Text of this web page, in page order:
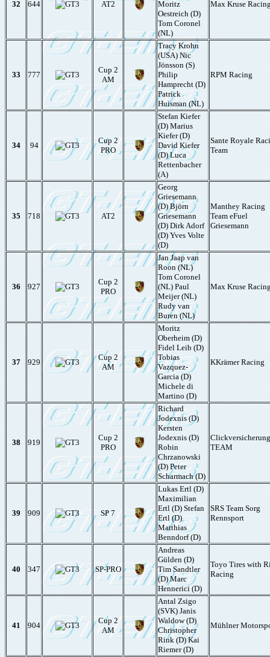
32 644 AT2
Moritz
Oestreich (D)
Tom Coronel
(NL)
Max Kruse
33 777
Cup 2
AM
Tracy Krohn
(USA) Nic
Jönsson (S)
Philip
Hamprecht (D)
Patrick
Huisman (NL)
RPM Racing
34 94
Cup 2
PRO
Stefan Kiefer
(D) Marius
Kiefer (D)
David Kiefer
(D) Luca
Rettenbacher
(A)
Sante Royale
Team
35 718 AT2
Georg
Griesemann
(D) Björn
Griesemann
(D) Dirk Adorf
(D) Yves Volte
(D)
Manthey Racing
Team eFuel
Griesemann
36 927
Cup 2
PRO
Jan Jaap van
Roon (NL)
Tom Coronel
(NL) Paul
Meijer (NL)
Rudy van
Buren (NL)
Max Kruse
37 929
Cup 2
AM
Moritz
Oberheim (D)
Fidel Leib (D)
Tobias
Vazquez-
Garcia (D)
Michele di
Martino (D)
KKrämer Racing
38 919
Cup 2
PRO
Richard
Jodexnis (D)
Kersten
Jodexnis (D)
Robin
Chrzanowski
(D) Peter
Scharmach (D)
TEAM
39 909 SP 7
Lukas Ertl (D)
Maximilian
Ertl (D) Stefan
Ertl (D)
Matthias
Benndorf (D)
SRS Team Sorg
Rennsport
40 347 SP-PRO
Andreas
Gülden (D)
Tim Sandtler
(D) Marc
Hennerici (D)
Toyo Tires with
Racing
41 904
Cup 2
AM
Antal Zsigo
(SVK) Janis
Waldow (D)
Christopher
Rink (D) Kai
Riemer (D)
Mühlner